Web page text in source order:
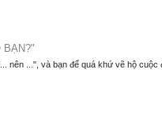
BẠN?"
nên ...", và bạn để quá khứ vẽ hộ cuộc